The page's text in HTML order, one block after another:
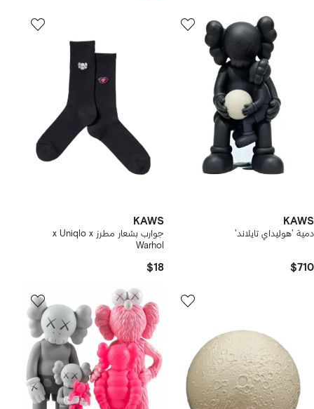
KAWS
دمية 'هوليداي تايلاند'
$710
KAWS
جوارب بشعار مطرز x Uniqlo x
Warhol
$18